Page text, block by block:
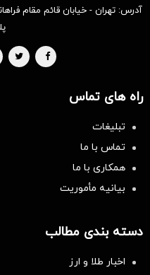
آدرس: تهران - خیابان قائم مقام
راه های تماس
تبلیغات
تماس با ما
همکاری با ما
بیانیه مأموریت
دسته بندی مطالب
اخبار طلا و ارز